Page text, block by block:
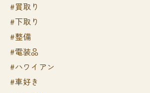
#買取り
#下取り
#整備
#電装品
#ハワイアン
#車好き